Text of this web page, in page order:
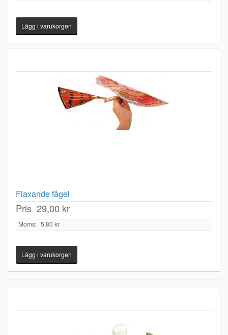
Flaxande fågel
Pris 29,00 kr
Moms: 5,80 kr